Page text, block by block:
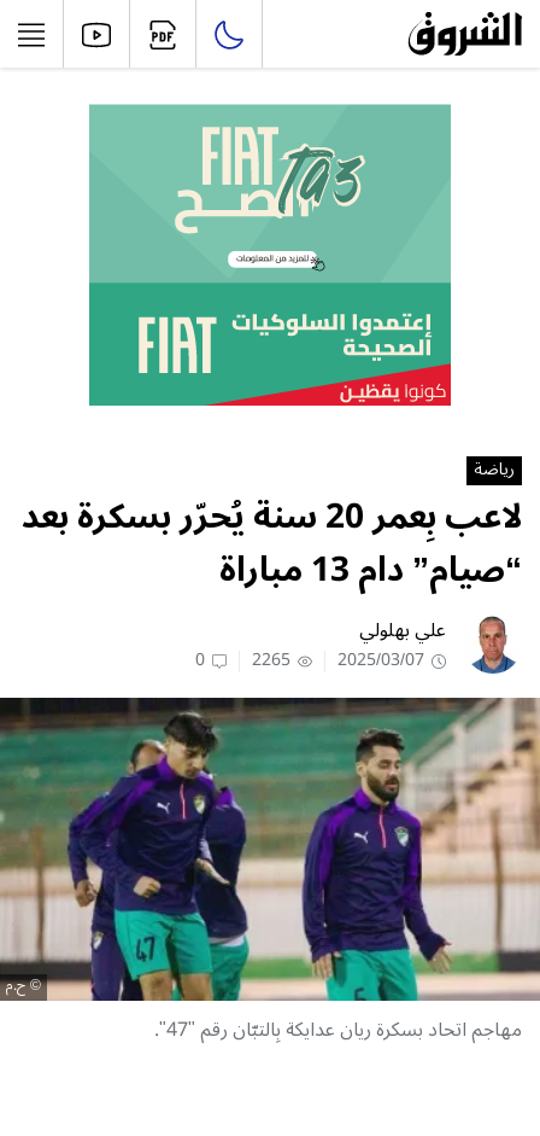
رياضة
لاعب بِعمر 20 سنة يُحرّر بسكرة بعد
“صيام” دام 13 مباراة
علي بهلولي
2025/03/07
2265
0
ح.م
مهاجم اتحاد بسكرة ريان عدايكة بِالتبّان رقم "47".